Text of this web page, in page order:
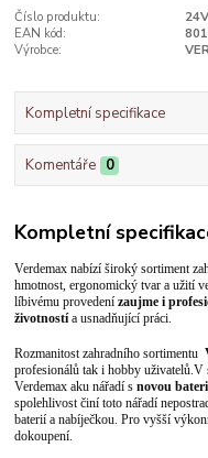
Číslo produktu:
EAN kód:
Výrobce:
Kompletní specifikace
Komentáře 0
Kompletní
Verdemax nabízí široký sortiment
hmotnost, ergonomický tvar a užití
líbivému provedenízaujme i
životnostía usnadňující práci.
Rozmanitost zahradního sortimentu
profesionálů tak i hobby uživatelů.V
Verdemax aku nářadí s novou
spolehlivost činí toto nářadí
baterií a nabíječkou. Pro vyšší
dokoupení.